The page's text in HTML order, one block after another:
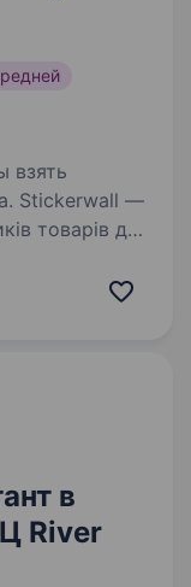
взять
—
товарів для
3D-панелей
в
River